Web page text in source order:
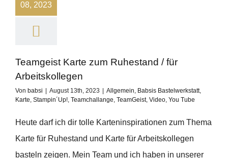
08, 2023
Teamgeist Karte zum Ruhestand / für
Arbeitskollegen
Von babsi August 13th, 2023 Allgemein, Babsis Bastelwerkstatt,
Karte, Stampin´Up!, Teamchallange, TeamGeist, Video, You Tube
Heute darf ich dir tolle Karteninspirationen zum Thema
Karte für Ruhestand und Karte für Arbeitskollegen
basteln zeigen. Mein Team und ich haben in unserer